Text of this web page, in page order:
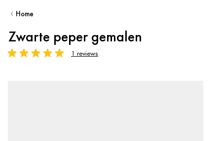
Home
Zwarte peper gemalen
1 reviews